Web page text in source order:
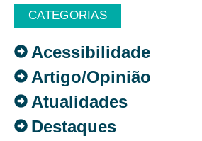
CATEGORIAS
Acessibilidade
Artigo/Opinião
Atualidades
Destaques